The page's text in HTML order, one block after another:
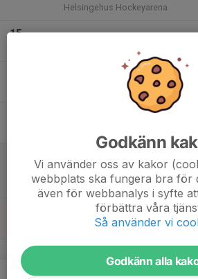
Helsingehus Hockeyarena
15
Helsingehus Hockeyarena
14:00
NDHL DamEttan Västra
Clas Ohlson Foundation Arena
v.43
20
Godkänn
Vi använder oss av kakor
webbplats ska fungera bra för
även för webbanalys i syfte
förbättra våra
Så använder vi
Godkänn alla